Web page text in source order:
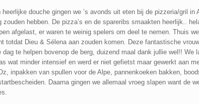
heerlijke douche gingen we ’s avonds uit eten bij de pizzeria/gril
zouden hebben. De pizza’s en de spareribs smaakten heerlijk..
afgelast, er waren te weinig spelers om deel te nemen. Thuis
totdat Dieu & Sélena aan zouden komen. Deze fantastische
dag te helpen bovenop de berg, duizend maal dank jullie wel!!
wat minder intensief en werd er niet gefietst maar gewerkt aan
inpakken van spullen voor de Alpe, pannenkoeken bakken,
Daarna gingen we allemaal vroeg slapen want de